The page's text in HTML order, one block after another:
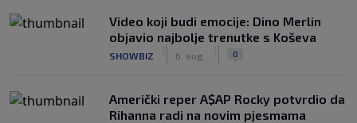
Video koji budi emocije: Dino Merlin
objavio najbolje trenutke s Koševa
SHOWBIZ 6. aug. 0
Američki reper A$AP Rocky potvrdio da
Rihanna radi na novim pjesmama